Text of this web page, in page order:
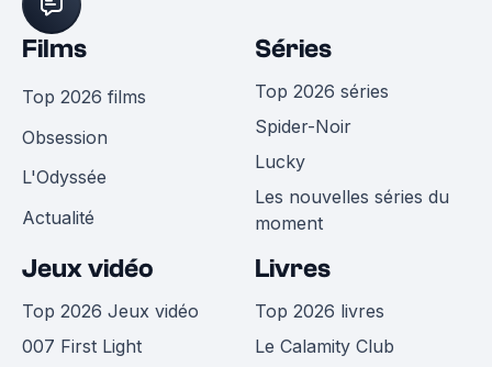
Films
Top 2026 films
Obsession
L'Odyssée
Actualité
Séries
Top 2026 séries
Spider-Noir
Lucky
Les nouvelles séries du
moment
Jeux vidéo
Top 2026 Jeux vidéo
007 First Light
Livres
Top 2026 livres
Le Calamity Club